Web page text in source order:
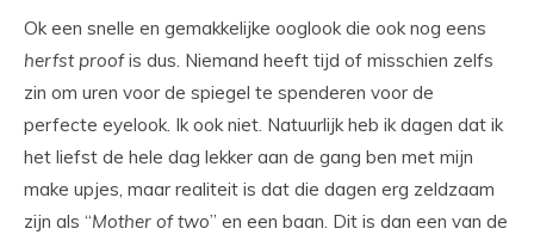
Ok een snelle en gemakkelijke ooglook die ook nog eens
herfst proofis dus. Niemand heeft tijd of misschien zelfs
zin om uren voor de spiegel te spenderen voor de
perfecte eyelook. Ik ook niet. Natuurlijk heb ik dagen dat ik
het liefst de hele dag lekker aan de gang ben met mijn
make upjes, maar realiteit is dat die dagen erg zeldzaam
zijn als “Mother of two” en een baan. Dit is dan een van de